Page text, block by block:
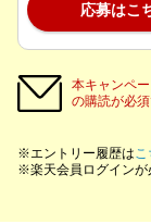
応募はこ
本キャンペ
の購読が必
※エントリー履歴はこ
※楽天会員ログインが